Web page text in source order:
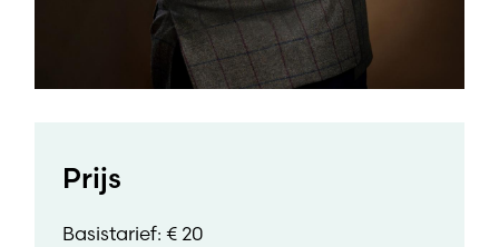
Prijs
Basistarief: € 20